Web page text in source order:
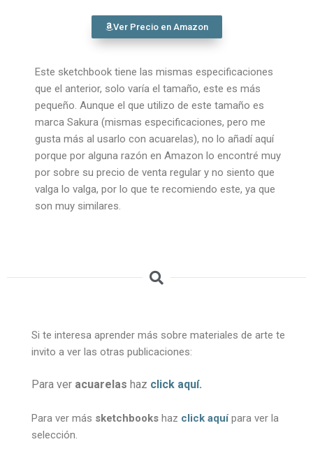
Ver Precio en Amazon
Este sketchbook tiene las mismas especificaciones
que el anterior, solo varía el tamaño, este es más
pequeño. Aunque el que utilizo de este tamaño es
marca Sakura (mismas especificaciones, pero me
gusta más al usarlo con acuarelas), no lo añadí aquí
porque por alguna razón en Amazon lo encontré muy
por sobre su precio de venta regular y no siento que
valga lo valga, por lo que te recomiendo este, ya que
son muy similares.
Si te interesa aprender más sobre materiales de arte te
invito a ver las otras publicaciones:
Para ver acuarelas haz click aquí.
Para ver más sketchbooks haz click aquípara ver la
selección.